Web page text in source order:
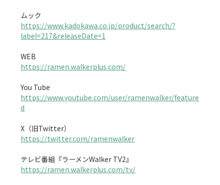
https://www.kadokawa.co.jp/product/search/?
label=217&releaseDate=1
https://ramen.walkerplus.com/
https://www.youtube.com/user/ramenwalker/feature
d
https://twitter.com/ramenwalker
https://ramen.walkerplus.com/tv/